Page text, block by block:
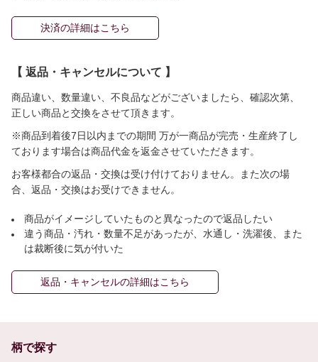
決済の詳細はこちら
【 返品・キャンセルについて 】
商品違い、数量違い、不良品などがございましたら、確認次第、
正しい商品と交換をさせて頂きます。
※商品到着後7日以内までの期間 万が一商品が完売・生産終了し
ております場合は商品代金を返金させていただきます。
お客様都合の返品・交換は受け付けておりません。また次の場
合、返品・交換はお受けできません。
商品がイメージしていたものと異なったので返品したい
違う商品・汚れ・数量不足があったが、水通し・洗濯後、また
は裁断後に気が付いた
返品・キャンセルの詳細はこちら
柄で探す